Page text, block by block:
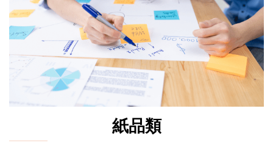
紙品類